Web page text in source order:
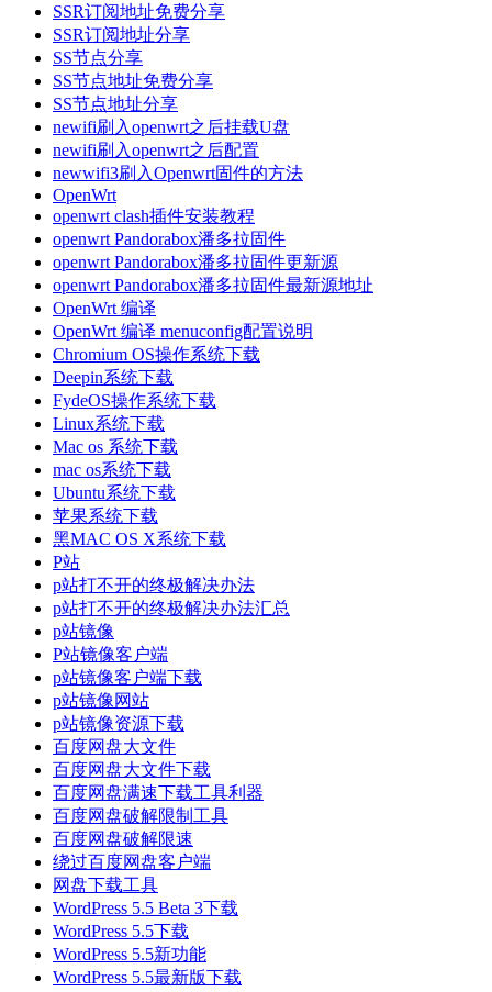
SSR订阅地址免费分享
SSR订阅地址分享
SS节点分享
SS节点地址免费分享
SS节点地址分享
newifi刷入openwrt之后挂载U盘
newifi刷入openwrt之后配置
newwifi3刷入Openwrt固件的方法
OpenWrt
openwrt clash插件安装教程
openwrt Pandorabox潘多拉固件
openwrt Pandorabox潘多拉固件更新源
openwrt Pandorabox潘多拉固件最新源地址
OpenWrt 编译
OpenWrt 编译 menuconfig配置说明
Chromium OS操作系统下载
Deepin系统下载
FydeOS操作系统下载
Linux系统下载
Mac os 系统下载
mac os系统下载
Ubuntu系统下载
苹果系统下载
黑MAC OS X系统下载
P站
p站打不开的终极解决办法
p站打不开的终极解决办法汇总
p站镜像
P站镜像客户端
p站镜像客户端下载
p站镜像网站
p站镜像资源下载
百度网盘大文件
百度网盘大文件下载
百度网盘满速下载工具利器
百度网盘破解限制工具
百度网盘破解限速
绕过百度网盘客户端
网盘下载工具
WordPress 5.5 Beta 3下载
WordPress 5.5下载
WordPress 5.5新功能
WordPress 5.5最新版下载